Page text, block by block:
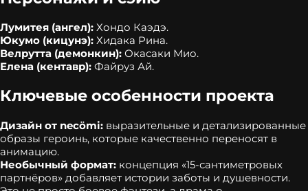
Лумитея (ангел): Хондо Каэдэ.
Юкумо (кицунэ): Хидака Рина.
Велрутта (демонкин): Окасаки Мио.
Елена (кентавр): Файруз Ай.
Ключевые особенности проекта
Дизайн от necömi: выразительные и детализированные
образы героинь, которые качественно переносят в
анимацию.
Необычный формат: концепция «15‑сантиметровых
партнёров» добавляет истории заботы и душевности.